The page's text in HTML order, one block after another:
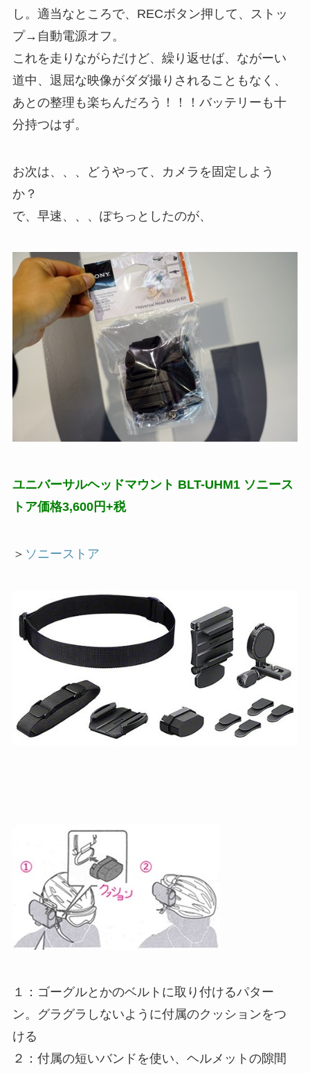
し。適当なところで、RECボタン押して、ストッ
プ→自動電源オフ。
これを走りながらだけど、繰り返せば、ながーい
道中、退屈な映像がダダ撮りされることもなく、
あとの整理も楽ちんだろう！！！バッテリーも十
分持つはず。
お次は、、、どうやって、カメラを固定しよう
か？
で、早速、、、ぽちっとしたのが、
ユニバーサルヘッドマウント BLT-UHM1 ソニース
トア価格3,600円+税
＞ ソニーストア
１：ゴーグルとかのベルトに取り付けるパター
ン。グラグラしないように付属のクッションをつ
ける
２：付属の短いバンドを使い、ヘルメットの隙間